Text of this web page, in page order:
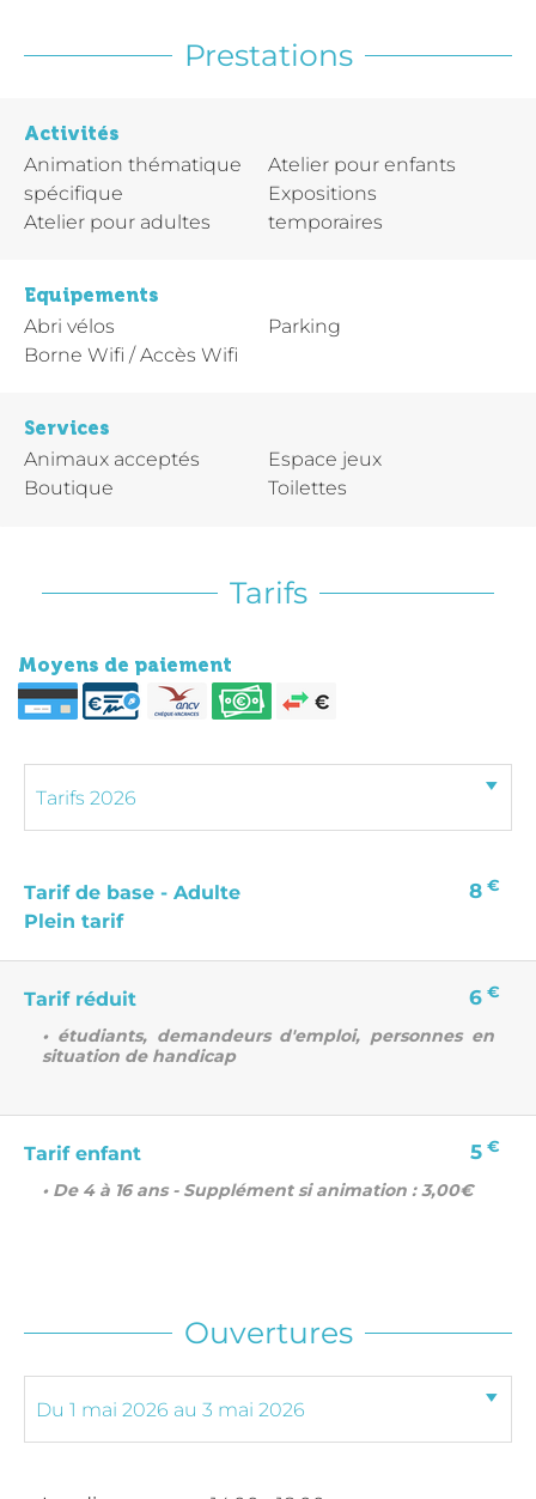
Prestations
Activités
Animation thématique
spécifique
Atelier pour adultes
Atelier pour enfants
Expositions
temporaires
Equipements
Abri vélos
Borne Wifi / Accès Wifi
Parking
Services
Animaux acceptés
Boutique
Espace jeux
Toilettes
Tarifs
Moyens de paiement
Tarif de base - Adulte
Plein tarif
8 €
Tarif réduit 6 €
• étudiants, demandeurs d'emploi, personnes en
situation de handicap
Tarif enfant 5 €
• De 4 à 16 ans - Supplément si animation : 3,00€
Ouvertures